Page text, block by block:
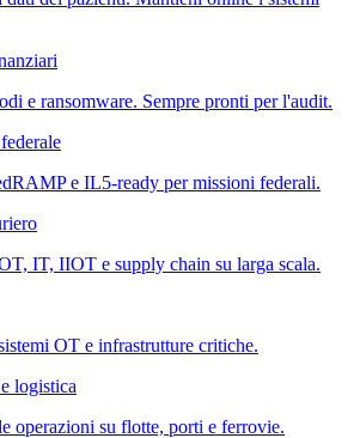
e ransomware. Sempre pronti per l'audit.
e IL5-ready per missioni federali.
IT, IIOT e supply chain su larga scala.
OT e infrastrutture critiche.
logistica
operazioni su flotte, porti e ferrovie.